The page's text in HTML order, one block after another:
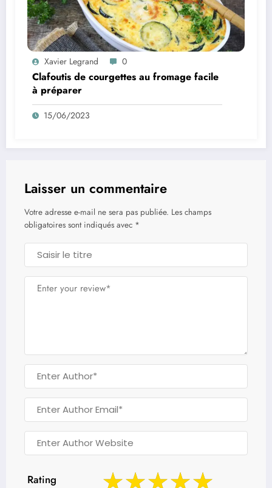
Xavier Legrand 0
Clafoutis de courgettes au fromage facile
à préparer
15/06/2023
Laisser un commentaire
Votre adresse e-mail ne sera pas publiée. Les champs
obligatoires sont indiqués avec *
Rating